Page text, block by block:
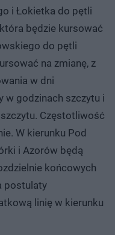
i Łokietka do pętli
będzie kursować
do pętli
na zmianę, z
w dni
w godzinach szczytu i
Częstotliwość
W kierunku Pod
i Azorów będą
końcowych
postulaty
linię w kierunku